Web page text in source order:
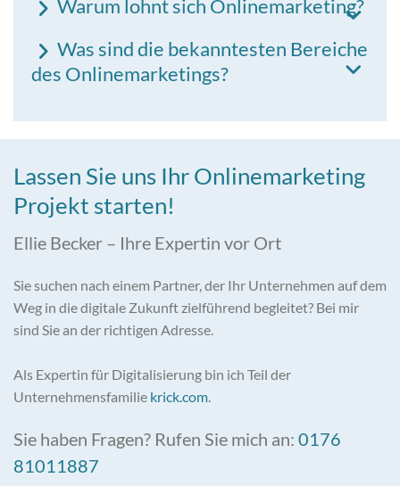
Warum lohnt sich Onlinemarketing?
Was sind die bekanntesten Bereiche
des Onlinemarketings?
Lassen Sie uns Ihr Onlinemarketing
Projekt starten!
Ellie Becker – Ihre Expertin vor Ort
Sie suchen nach einem Partner, der Ihr Unternehmen auf dem
Weg in die digitale Zukunft zielführend begleitet? Bei mir
sind Sie an der richtigen Adresse.
Als Expertin für Digitalisierung bin ich Teil der
Unternehmensfamilie krick.com.
Sie haben Fragen? Rufen Sie mich an: 0176
81011887